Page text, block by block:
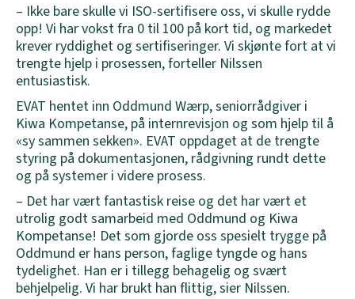
– Ikke bare skulle vi ISO-sertifisere oss, vi skulle rydde
opp! Vi har vokst fra 0 til 100 på kort tid, og markedet
krever ryddighet og sertifiseringer. Vi skjønte fort at vi
trengte hjelp i prosessen, forteller Nilssen
entusiastisk.
EVAT hentet inn Oddmund Wærp, seniorrådgiver i
Kiwa Kompetanse, på internrevisjon og som hjelp til å
«sy sammen sekken». EVAT oppdaget at de trengte
styring på dokumentasjonen, rådgivning rundt dette
og på systemer i videre prosess.
– Det har vært fantastisk reise og det har vært et
utrolig godt samarbeid med Oddmund og Kiwa
Kompetanse! Det som gjorde oss spesielt trygge på
Oddmund er hans person, faglige tyngde og hans
tydelighet. Han er i tillegg behagelig og svært
behjelpelig. Vi har brukt han flittig, sier Nilssen.